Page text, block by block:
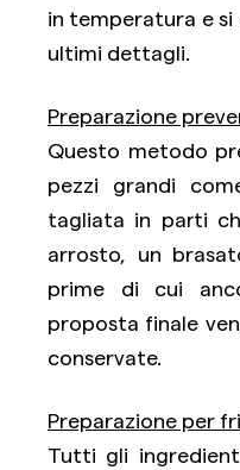
in temperatura e
ultimi dettagli.
Preparazione
Questo metodo
pezzi grandi
tagliata in parti
arrosto, un
prime di cui
proposta finale
conservate.
Preparazione per
Tutti gli